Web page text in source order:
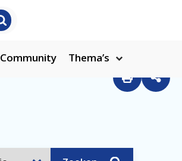
Community Thema’s